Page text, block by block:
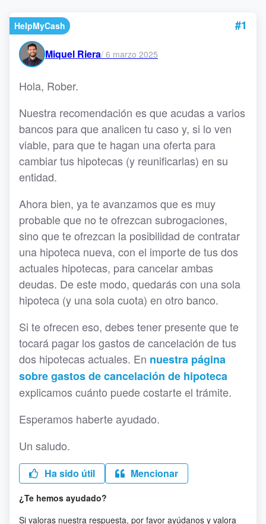
HelpMyCash #1
Miquel Riera/ 6 marzo 2025
Hola, Rober.
Nuestra recomendación es que acudas a varios
bancos para que analicen tu caso y, si lo ven
viable, para que te hagan una oferta para
cambiar tus hipotecas (y reunificarlas) en su
entidad.
Ahora bien, ya te avanzamos que es muy
probable que no te ofrezcan subrogaciones,
sino que te ofrezcan la posibilidad de contratar
una hipoteca nueva, con el importe de tus dos
actuales hipotecas, para cancelar ambas
deudas. De este modo, quedarás con una sola
hipoteca (y una sola cuota) en otro banco.
Si te ofrecen eso, debes tener presente que te
tocará pagar los gastos de cancelación de tus
dos hipotecas actuales. En nuestra página
sobre gastos de cancelación de hipoteca
explicamos cuánto puede costarte el trámite.
Esperamos haberte ayudado.
Un saludo.
Ha sido útil Mencionar
¿Te hemos ayudado?
Si valoras nuestra respuesta, por favor ayúdanos y valora